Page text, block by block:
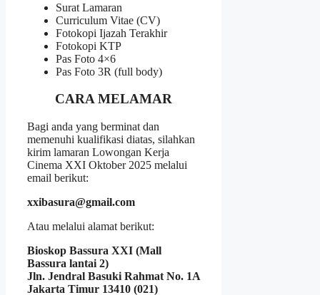
Surat Lamaran
Curriculum Vitae (CV)
Fotokopi Ijazah Terakhir
Fotokopi KTP
Pas Foto 4×6
Pas Foto 3R (full body)
CARA MELAMAR
Bagi anda yang berminat dan
memenuhi kualifikasi diatas, silahkan
kirim lamaran Lowongan Kerja
Cinema XXI Oktober 2025 melalui
email berikut:
xxibasura@gmail.com
Atau melalui alamat berikut:
Bioskop Bassura XXI (Mall
Bassura lantai 2)
Jln. Jendral Basuki Rahmat No. 1A
Jakarta Timur 13410 (021)